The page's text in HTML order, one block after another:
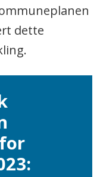
dette